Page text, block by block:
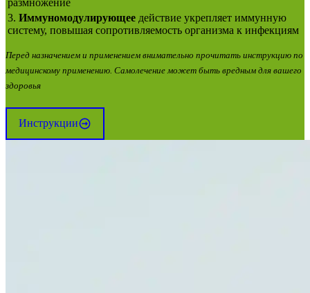
3. Иммуномодулирующее действие укрепляет иммунную
систему, повышая сопротивляемость организма к инфекциям
Перед назначением и применением внимательно прочитать инструкцию по
медицинскому применению. Самолечение может быть вредным для вашего
здоровья
Инструкции